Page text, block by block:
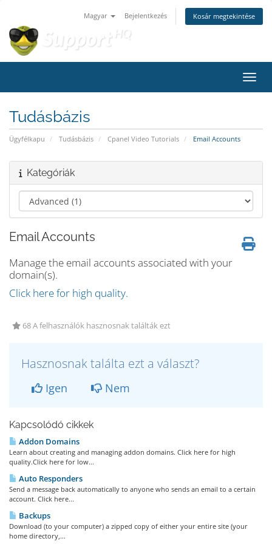
Magyar Bejelentkezés Kosár megtekintése
Tudásbázis
Ügyfélkapu Tudásbázis Cpanel Video Tutorials Email Accounts
Kategóriák
Email Accounts
Manage the email accounts associated with your
domain(s).
Click here for high quality.
68 A felhasználók hasznosnak találták ezt
Hasznosnak találta ezt a választ?
Igen Nem
Kapcsolódó cikkek
Addon Domains
Learn about creating and managing addon domains. Click here for high
quality.Click here for low...
Auto Responders
Send a message back automatically to anyone who sends an email to a certain
account. Click here...
Backups
Download (to your computer) a zipped copy of either your entire site (your
home directory,...